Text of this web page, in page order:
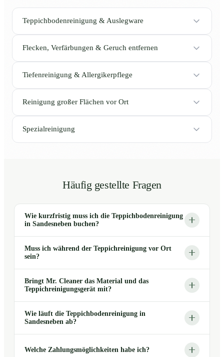
Teppichbodenreinigung & Auslegware
Flecken, Verfärbungen & Geruch entfernen
Tiefenreinigung & Allergikerpflege
Reinigung großer Flächen vor Ort
Spezialreinigung
Häufig gestellte Fragen
Wie kurzfristig muss ich die Teppichbodenreinigung
in Sandesneben buchen?
Muss ich während der Teppichreinigung vor Ort
sein?
Bringt Mr. Cleaner das Material und das
Teppichreinigungsgerät mit?
Wie läuft die Teppichbodenreinigung in
Sandesneben ab?
Welche Zahlungsmöglichkeiten habe ich?